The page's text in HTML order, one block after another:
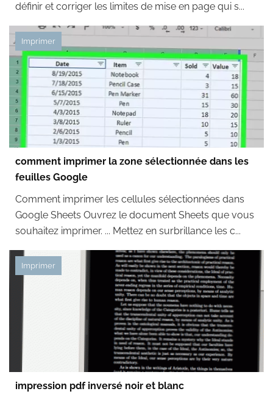
définir et corriger les limites de mise en page qui s...
Imprimer
comment imprimer la zone sélectionnée dans les
feuilles Google
Comment imprimer les cellules sélectionnées dans
Google Sheets Ouvrez le document Sheets que vous
souhaitez imprimer. ... Mettez en surbrillance les c...
Imprimer
impression pdf inversé noir et blanc